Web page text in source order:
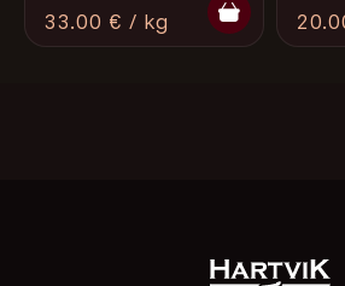
33.00 € / kg